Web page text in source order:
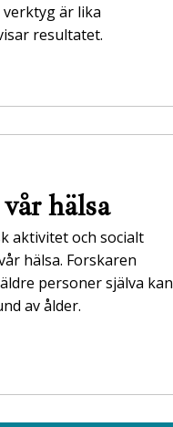
är lika
resultatet.
hälsa
aktivitet och socialt
hälsa. Forskaren
personer själva kan
av ålder.